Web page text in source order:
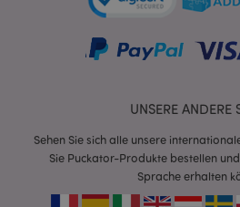
UNSERE ANDERE
Sehen Sie sich alle unsere
Sie Puckator-Produkte bestellen
Sprache erhalten
mage-cache-sessid